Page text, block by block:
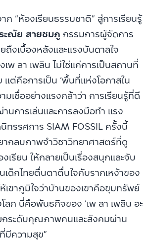
ก “ห้องเรียนธรรมชาติ” สู่การเรียนรู้
ะณัย สายชมภู กรรมการผู้จัดการ
ถึงเบื้องหลังและแรงบันดาลใจ
พ ลา เพลิน ไม่ใช่แค่การเป็นสถานที่
ต่คือการเป็น ‘พื้นที่แห่งโอกาสใน
ามเชื่ออย่างแรงกล้าว่า การเรียนรู้ที่ดี
นการเล่นและการลงมือทำ แรง
ทรรศการ SIAM FOSSIL ครั้งนี้
ากลบภาพจำวิชาวิทยาศาสตร์ที่ดู
เรียน ให้กลายเป็นเรื่องสนุกและจับ
เด็กไทยตื่นตาตื่นใจกับรากเหง้าของ
เขาภูมิใจว่าบ้านของเขาคือขุมทรัพย์
ก นี่คือพันธกิจของ ‘เพ ลา เพลิน อะ
กระดับคุณภาพคนและสังคมผ่าน
มีความสุข”